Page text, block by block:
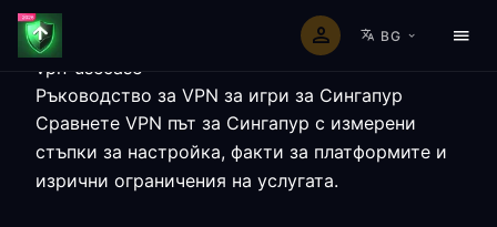
BG
vpn-usecase
Ръководство за VPN за игри за Сингапур
Сравнете VPN път за Сингапур с измерени
стъпки за настройка, факти за платформите и
изрични ограничения на услугата.